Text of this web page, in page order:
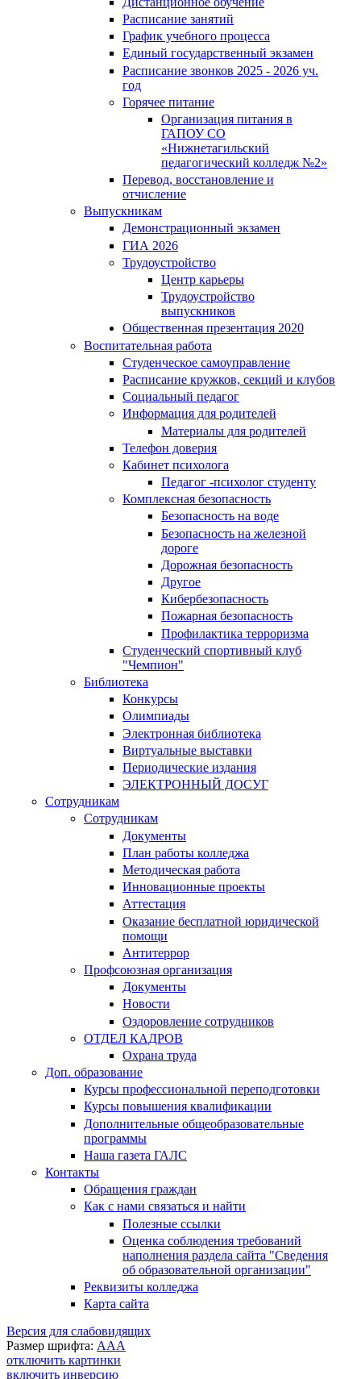
Расписание занятий
График учебного процесса
Единый государственный экзамен
Расписание звонков 2025 - 2026 уч.
год
Горячее питание
Организация питания в
ГАПОУ СО
«Нижнетагильский
педагогический колледж №2»
Перевод, восстановление и
отчисление
Выпускникам
Демонстрационный экзамен
ГИА 2026
Трудоустройство
Центр карьеры
Трудоустройство
выпускников
Общественная презентация 2020
Воспитательная работа
Студенческое самоуправление
Расписание кружков, секций и клубов
Социальный педагог
Информация для родителей
Материалы для родителей
Телефон доверия
Кабинет психолога
Педагог -психолог студенту
Комплексная безопасность
Безопасность на воде
Безопасность на железной
дороге
Дорожная безопасность
Другое
Кибербезопасность
Пожарная безопасность
Профилактика терроризма
Студенческий спортивный клуб
"Чемпион"
Библиотека
Конкурсы
Олимпиады
Электронная библиотека
Виртуальные выставки
Периодические издания
ЭЛЕКТРОННЫЙ ДОСУГ
Сотрудникам
Сотрудникам
Документы
План работы колледжа
Методическая работа
Инновационные проекты
Аттестация
Оказание бесплатной юридической
помощи
Антитеррор
Профсоюзная организация
Документы
Новости
Оздоровление сотрудников
ОТДЕЛ КАДРОВ
Охрана труда
Доп. образование
Курсы профессиональной переподготовки
Курсы повышения квалификации
Дополнительные общеобразовательные
программы
Наша газета ГАЛС
Контакты
Обращения граждан
Как с нами связаться и найти
Полезные ссылки
Оценка соблюдения требований
наполнения раздела сайта "Сведения
об образовательной организации"
Реквизиты колледжа
Карта сайта
Версия для слабовидящих
Размер шрифта: AAA
отключить картинки
включить инверсию